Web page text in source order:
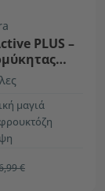
PLUS –
250 mg
μαγιά
€